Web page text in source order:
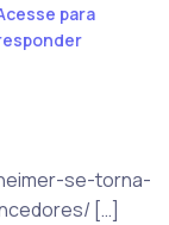
para
se-torna-
[…]